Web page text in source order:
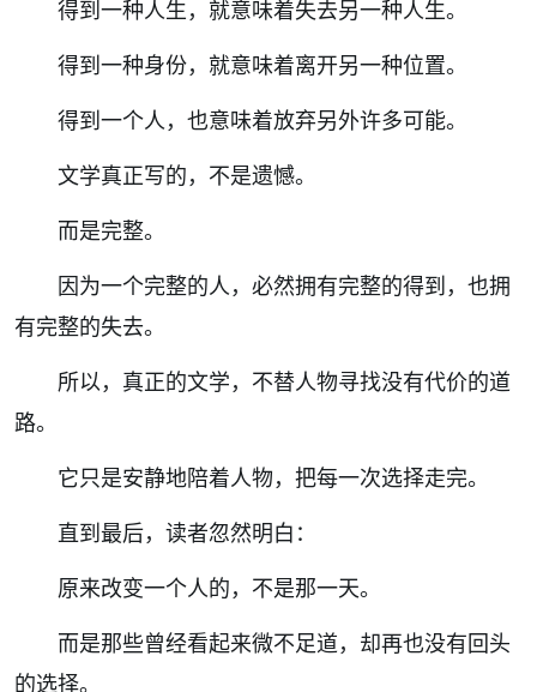
得到一种人生，就意味着失去另一种人生。
得到一种身份，就意味着离开另一种位置。
得到一个人，也意味着放弃另外许多可能。
文学真正写的，不是遗憾。
而是完整。
因为一个完整的人，必然拥有完整的得到，也拥
有完整的失去。
所以，真正的文学，不替人物寻找没有代价的道
路。
它只是安静地陪着人物，把每一次选择走完。
直到最后，读者忽然明白：
原来改变一个人的，不是那一天。
而是那些曾经看起来微不足道，却再也没有回头
的选择。